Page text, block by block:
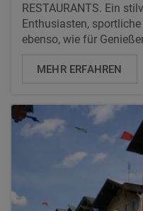
RESTAURANTS. Ein
Enthusiasten,
ebenso, wie für
MEHR ERFAHREN